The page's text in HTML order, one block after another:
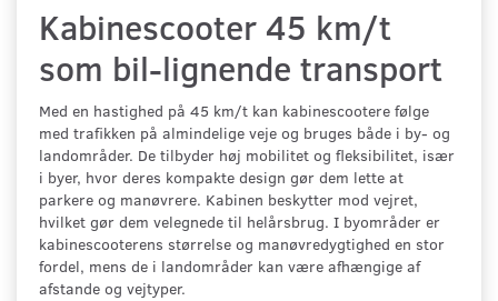
Kabinescooter 45 km/t
som bil-lignende transport
Med en hastighed på 45 km/t kan kabinescootere følge
med trafikken på almindelige veje og bruges både i by- og
landområder. De tilbyder høj mobilitet og fleksibilitet, især
i byer, hvor deres kompakte design gør dem lette at
parkere og manøvrere. Kabinen beskytter mod vejret,
hvilket gør dem velegnede til helårsbrug. I byområder er
kabinescooterens størrelse og manøvredygtighed en stor
fordel, mens de i landområder kan være afhængige af
afstande og vejtyper.